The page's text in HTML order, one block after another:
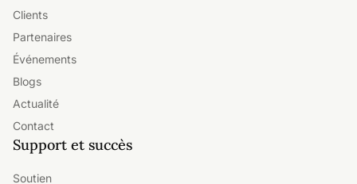
Clients
Partenaires
Événements
Blogs
Actualité
Contact
Support et succès
Soutien